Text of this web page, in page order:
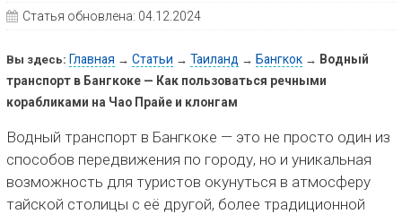
Статья обновлена: 04.12.2024
Вы здесь: Главная → Статьи → Таиланд → Бангкок→ Водный
транспорт в Бангкоке — Как пользоваться речными
корабликами на Чао Прайе и клонгам
Водный транспорт в Бангкоке — это не просто один из
способов передвижения по городу, но и уникальная
возможность для туристов окунуться в атмосферу
тайской столицы с её другой, более традиционной